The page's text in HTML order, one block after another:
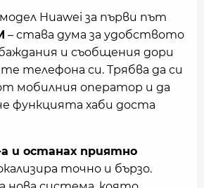
Huawei за първи път
– става дума за удобството
и съобщения дори
телефона си. Трябва да си
мобилния оператор и да
функцията хаби доста
а и останах приятно
точно и бързо.